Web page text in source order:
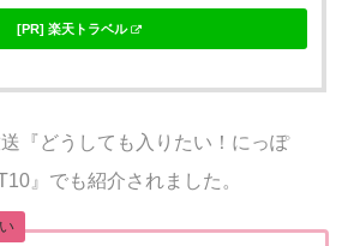
[PR] 楽天トラベル
『どうしても入りたい！にっぽ
』でも紹介されました。